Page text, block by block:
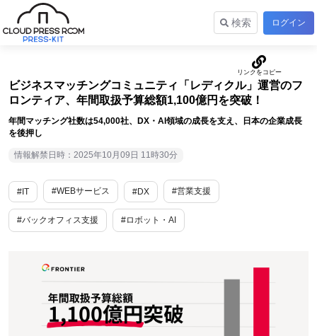
検索 ログイン
ビジネスマッチングコミュニティ「レディクル」運営のフ
ロンティア、年間取扱予算総額1,100億円を突破！
年間マッチング社数は54,000社、DX・AI領域の成長を支え、日本の企業成長
を後押し
情報解禁日時：2025年10月09日 11時30分
#IT #WEBサービス #DX #営業支援
#バックオフィス支援 #ロボット・AI